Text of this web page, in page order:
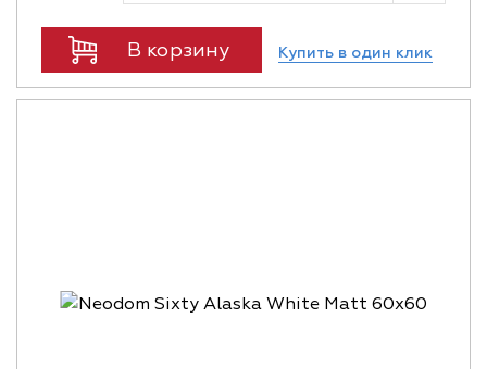
В корзину Купить в один клик